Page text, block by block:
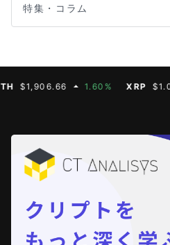
特集・コラム
1.60% XRP $1.05